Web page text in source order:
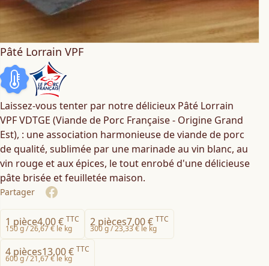
Pâté Lorrain VPF
Laissez-vous tenter par notre délicieux Pâté Lorrain
VPF VDTGE (Viande de Porc Française - Origine Grand
Est), : une association harmonieuse de viande de porc
de qualité, sublimée par une marinade au vin blanc, au
vin rouge et aux épices, le tout enrobé d'une délicieuse
pâte brisée et feuilletée maison.
Partager
Share on Facebook
1 pièce4,00 € TTC
150 g /26,67 € le kg
2 pièces7,00 € TTC
300 g /23,33 € le kg
4 pièces13,00 € TTC
600 g /21,67 € le kg